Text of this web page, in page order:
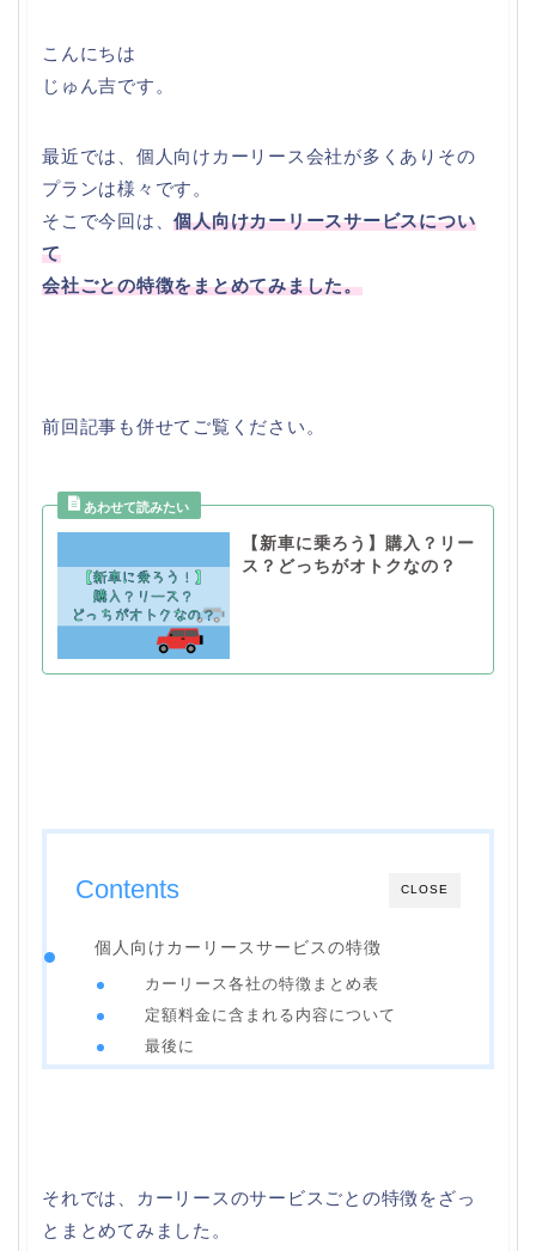
こんにちは
じゅん吉です。
最近では、個人向けカーリース会社が多くありその
プランは様々です。
そこで今回は、個人向けカーリースサービスについ
て
会社ごとの特徴をまとめてみました。
前回記事も併せてご覧ください。
【新車に乗ろう】購入？リー
ス？どっちがオトクなの？
CLOSE
Contents
個人向けカーリースサービスの特徴
カーリース各社の特徴まとめ表
定額料金に含まれる内容について
最後に
それでは、カーリースのサービスごとの特徴をざっ
とまとめてみました。